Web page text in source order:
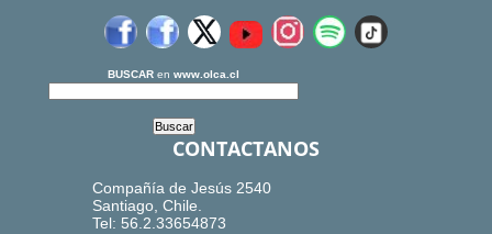
BUSCAR en www.olca.cl
CONTACTANOS
Compañía de Jesús 2540
Santiago, Chile.
Tel: 56.2.33654873